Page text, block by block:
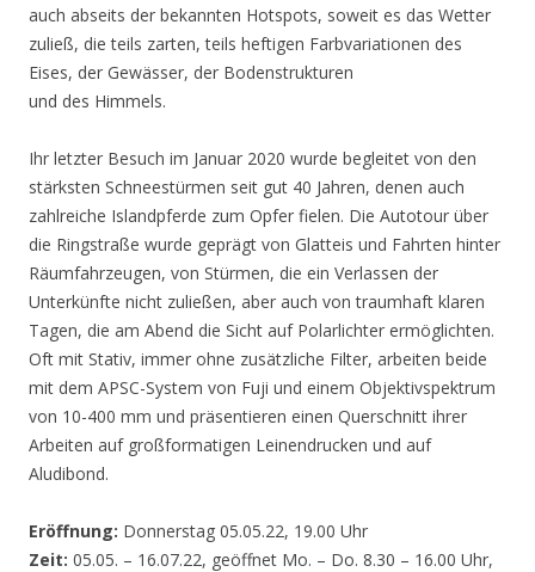
auch abseits der bekannten Hotspots, soweit es das Wetter
zuließ, die teils zarten, teils heftigen Farbvariationen des
Eises, der Gewässer, der Bodenstrukturen
und des Himmels.
Ihr letzter Besuch im Januar 2020 wurde begleitet von den
stärksten Schneestürmen seit gut 40 Jahren, denen auch
zahlreiche Islandpferde zum Opfer fielen. Die Autotour über
die Ringstraße wurde geprägt von Glatteis und Fahrten hinter
Räumfahrzeugen, von Stürmen, die ein Verlassen der
Unterkünfte nicht zuließen, aber auch von traumhaft klaren
Tagen, die am Abend die Sicht auf Polarlichter ermöglichten.
Oft mit Stativ, immer ohne zusätzliche Filter, arbeiten beide
mit dem APSC-System von Fuji und einem Objektivspektrum
von 10-400 mm und präsentieren einen Querschnitt ihrer
Arbeiten auf großformatigen Leinendrucken und auf
Aludibond.
Eröffnung: Donnerstag 05.05.22, 19.00 Uhr
Zeit: 05.05. – 16.07.22, geöffnet Mo. – Do. 8.30 – 16.00 Uhr,